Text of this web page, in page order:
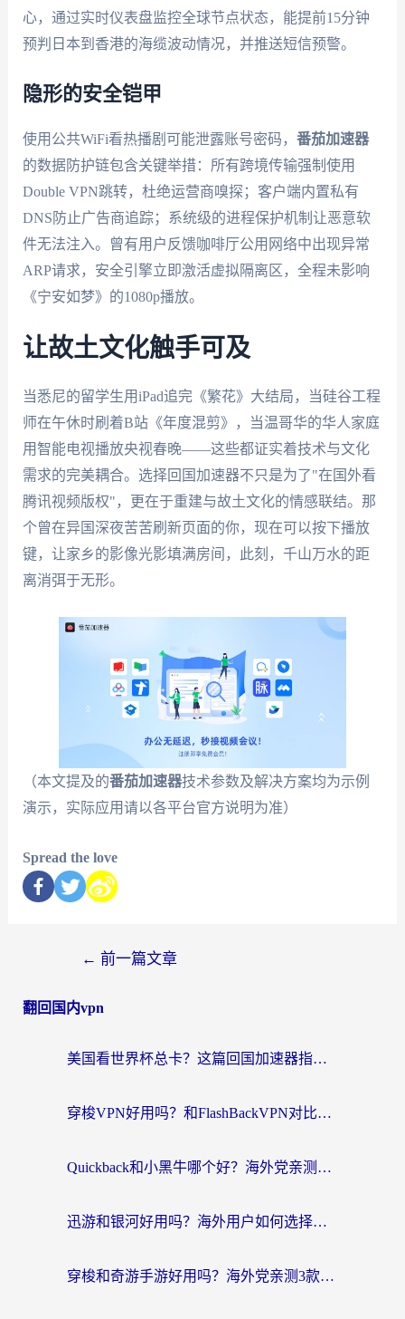
心，通过实时仪表盘监控全球节点状态，能提前15分钟
预判日本到香港的海缆波动情况，并推送短信预警。
隐形的安全铠甲
使用公共WiFi看热播剧可能泄露账号密码， 番茄加速器
的数据防护链包含关键举措：所有跨境传输强制使用
Double VPN跳转，杜绝运营商嗅探；客户端内置私有
DNS防止广告商追踪；系统级的进程保护机制让恶意软
件无法注入。曾有用户反馈咖啡厅公用网络中出现异常
ARP请求，安全引擎立即激活虚拟隔离区，全程未影响
《宁安如梦》的1080p播放。
让故土文化触手可及
当悉尼的留学生用iPad追完《繁花》大结局，当硅谷工程
师在午休时刷着B站《年度混剪》，当温哥华的华人家庭
用智能电视播放央视春晚——这些都证实着技术与文化
需求的完美耦合。选择回国加速器不只是为了"在国外看
腾讯视频版权"，更在于重建与故土文化的情感联结。那
个曾在异国深夜苦苦刷新页面的你，现在可以按下播放
键，让家乡的影像光影填满房间，此刻，千山万水的距
离消弭于无形。
（本文提及的番茄加速器技术参数及解决方案均为示例
演示，实际应用请以各平台官方说明为准）
Spread the love
← 前一篇文章
翻回国内vpn
美国看世界杯总卡？这篇回国加速器指南帮你无缝刷国内资源（附苹果手机VPN设置步骤）
穿梭VPN好用吗？和FlashBackVPN对比哪个回国效果更好？
Quickback和小黑牛哪个好？海外党亲测指南，选对回国加速器秒回国内
迅游和银河好用吗？海外用户如何选择回国加速器实现无缝访问国内资源
穿梭和奇游手游好用吗？海外党亲测3款回国加速器，附蜜蜂加速器七天试用攻略